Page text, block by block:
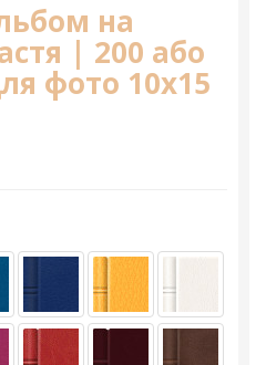
на
| 200 або
фото 10х15